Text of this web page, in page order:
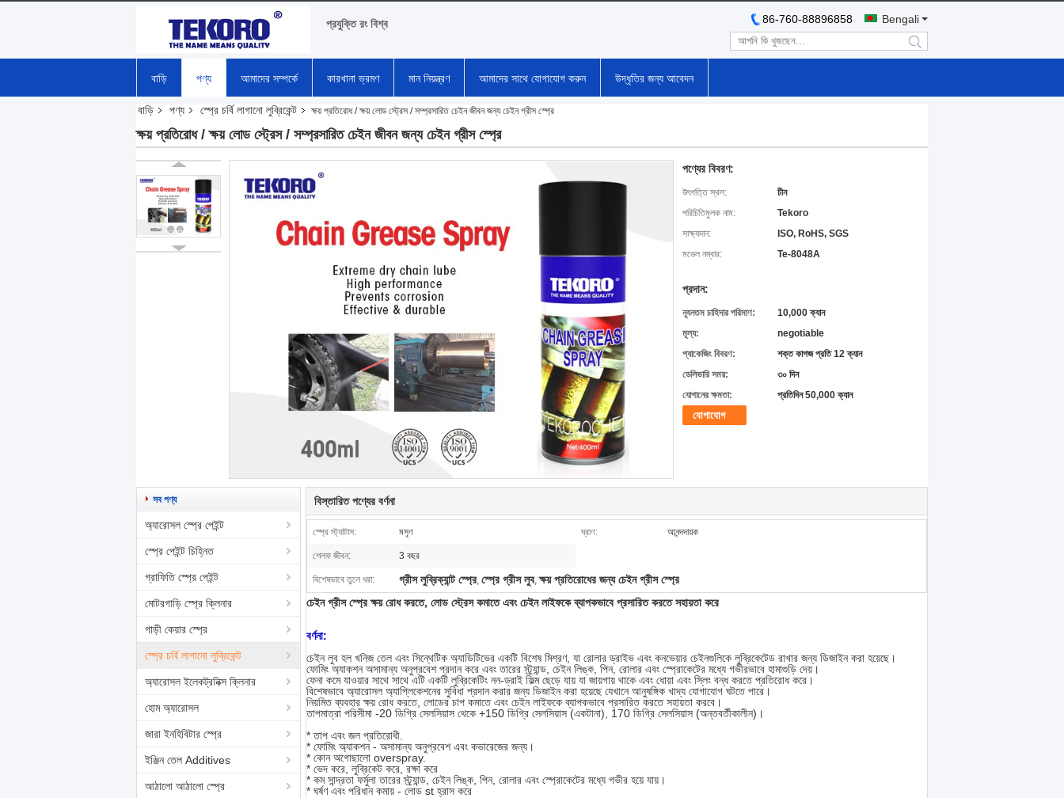
প্রযুক্তি রং বিশ্ব Bengali
86-760-88896858
search
বাড়ি পণ্য আমাদের সম্পর্কে কারখানা ভ্রমণ মান নিয়ন্ত্রণ আমাদের সাথে যোগাযোগ করুন উদ্ধৃতির জন্য আবেদন
বাড়ি পণ্য স্প্রে চর্বি লাগানো লুব্রিকেন্ট ক্ষয় প্রতিরোধ / ক্ষয় লোড স্ট্রেস / সম্প্রসারিত চেইন জীবন জন্য চেইন গ্রীস স্প্রে
ক্ষয় প্রতিরোধ / ক্ষয় লোড স্ট্রেস / সম্প্রসারিত চেইন জীবন জন্য চেইন গ্রীস স্প্রে
পণ্যের বিবরণ:
উৎপত্তি স্থল:
চীন
পরিচিতিমুলক নাম:
Tekoro
সাক্ষ্যদান:
ISO, RoHS, SGS
মডেল নম্বার:
Te-8048A
প্রদান:
ন্যূনতম চাহিদার পরিমাণ:
10,000 ক্যান
মূল্য:
negotiable
প্যাকেজিং বিবরণ:
শক্ত কাগজ প্রতি 12 ক্যান
ডেলিভারি সময়:
৩০ দিন
যোগানের ক্ষমতা:
প্রতিদিন 50,000 ক্যান
যোগাযোগ
সব পণ্য
অ্যারোসল স্প্রে পেইন্ট
স্প্রে পেইন্ট চিহ্নিত
গ্রাফিতি স্প্রে পেইন্ট
মোটরগাড়ি স্প্রে ক্লিনার
গাড়ী কেয়ার স্প্রে
স্প্রে চর্বি লাগানো লুব্রিকেন্ট
অ্যারোসল ইলেকট্রনিক্স ক্লিনার
হোম অ্যারোসল
জারা ইনহিবিটার স্প্রে
ইঞ্জিন তেল Additives
আঠালো আঠালো স্প্রে
বিস্তারিত পণ্যের বর্ণনা
স্প্রে স্ট্যাটাস: মসৃণ ঘ্রাণ: আনন্দদায়ক
শেলফ জীবন: 3 বছর
বিশেষভাবে তুলে ধরা: গ্রীস লুব্রিক্যান্ট স্প্রে, স্প্রে গ্রীস লুব,ক্ষয় প্রতিরোধের জন্য চেইন গ্রীস স্প্রে
চেইন গ্রীস স্প্রে ক্ষয় রোধ করতে, লোড স্ট্রেস কমাতে এবং চেইন লাইফকে ব্যাপকভাবে প্রসারিত করতে সহায়তা করে
বর্ণনা:
চেইন লুব হল খনিজ তেল এবং সিন্থেটিক অ্যাডিটিভের একটি বিশেষ মিশ্রণ, যা রোলার ড্রাইভ এবং কনভেয়ার চেইনগুলিকে লুব্রিকেটেড রাখার জন্য ডিজাইন করা হয়েছে।
ফোমিং অ্যাকশন অসামান্য অনুপ্রবেশ প্রদান করে এবং তারের স্ট্র্যান্ড, চেইন লিঙ্ক, পিন, রোলার এবং স্প্রোকেটের মধ্যে গভীরভাবে হামাগুড়ি দেয়।
ফেনা কমে যাওয়ার সাথে সাথে এটি একটি লুব্রিকেটিং নন-ড্রাই ফিল্ম ছেড়ে যায় যা জায়গায় থাকে এবং ধোয়া এবং স্লিং বন্ধ করতে প্রতিরোধ করে।
বিশেষভাবে অ্যারোসল অ্যাপ্লিকেশনের সুবিধা প্রদান করার জন্য ডিজাইন করা হয়েছে যেখানে আনুষঙ্গিক খাদ্য যোগাযোগ ঘটতে পারে।
নিয়মিত ব্যবহার ক্ষয় রোধ করতে, লোডের চাপ কমাতে এবং চেইন লাইফকে ব্যাপকভাবে প্রসারিত করতে সহায়তা করবে।
তাপমাত্রা পরিসীমা -20 ডিগ্রি সেলসিয়াস থেকে +150 ডিগ্রি সেলসিয়াস (একটানা), 170 ডিগ্রি সেলসিয়াস (অন্তবর্তীকালীন)।
* তাপ এবং জল প্রতিরোধী.
* ফোমিং অ্যাকশন - অসামান্য অনুপ্রবেশ এবং কভারেজের জন্য।
* কোন অগোছালো overspray.
* ভেদ করে, লুব্রিকেট করে, রক্ষা করে
* কম সান্দ্রতা ফর্মুলা তারের স্ট্র্যান্ড, চেইন লিঙ্ক, পিন, রোলার এবং স্প্রোকেটের মধ্যে গভীর হয়ে যায়।
* ঘর্ষণ এবং পরিধান কমায় - লোড st হ্রাস করে